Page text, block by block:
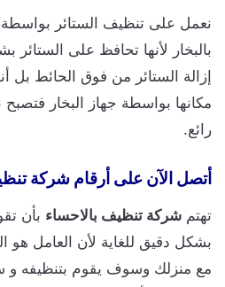
نعمل على تنظيف الستائر بواسطة
بالبخار لأنها تحافظ على الستائر
إزالة الستائر من فوق الحائط بل
مكانها بواسطة جهاز البخار
رائع.
أتصل الآن على أرقام شركة
تهتم شركة تنظيف بالاحساء بأن
بشكل دقيق للغاية لأن العامل هو
مع منزلك وسوف يقوم بتنظيفه و